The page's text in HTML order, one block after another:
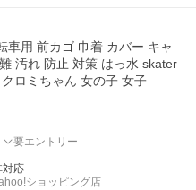
車用 前カゴ 巾着 カバー キャ
汚れ 防止 対策 はっ水 skater
ロミちゃん 女の子 女子
要エントリー
対応
ショッピング店